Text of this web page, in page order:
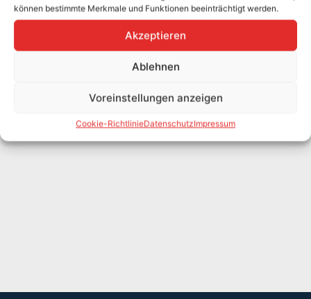
können bestimmte Merkmale und Funktionen beeinträchtigt werden.
Akzeptieren
Ablehnen
Voreinstellungen anzeigen
Cookie-RichtlinieDatenschutzImpressum